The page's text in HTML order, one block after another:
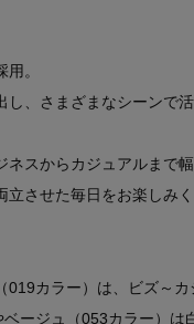
。
、さまざまなシーンで活
スからカジュアルまで幅
させた毎日をお楽しみく
カラー）は、ビズ～カ
ージュ（053カラー）は